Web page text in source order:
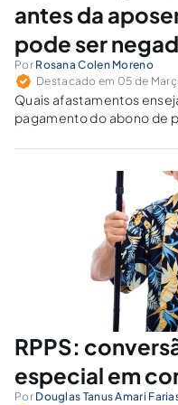
antes da
pode ser
Por Rosana Colen Moreno
Destacado em 05 de
Quais afastamentos
pagamento do abono de
RPPS:
especial em
Por Douglas Tanus Amari